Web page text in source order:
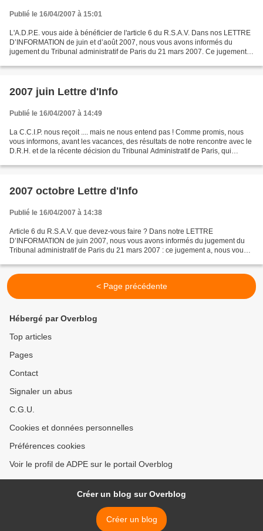
Publié le 16/04/2007 à 15:01
L'A.D.P.E. vous aide à bénéficier de l'article 6 du R.S.A.V. Dans nos LETTRE
D’INFORMATION de juin et d’août 2007, nous vous avons informés du
jugement du Tribunal administratif de Paris du 21 mars 2007. Ce jugement
2007 juin Lettre d'Info
Publié le 16/04/2007 à 14:49
La C.C.I.P. nous reçoit .... mais ne nous entend pas ! Comme promis, nous
vous informons, avant les vacances, des résultats de notre rencontre avec le
D.R.H. et de la récente décision du Tribunal Administratif de Paris, qui
2007 octobre Lettre d'Info
Publié le 16/04/2007 à 14:38
Article 6 du R.S.A.V. que devez-vous faire ? Dans notre LETTRE
D’INFORMATION de juin 2007, nous vous avons informés du jugement du
Tribunal administratif de Paris du 21 mars 2007 : ce jugement a, nous vous
< Page précédente
Hébergé par Overblog
Top articles
Pages
Contact
Signaler un abus
C.G.U.
Cookies et données personnelles
Préférences cookies
Voir le profil de ADPE sur le portail Overblog
Créer un blog sur Overblog
Créer un blog